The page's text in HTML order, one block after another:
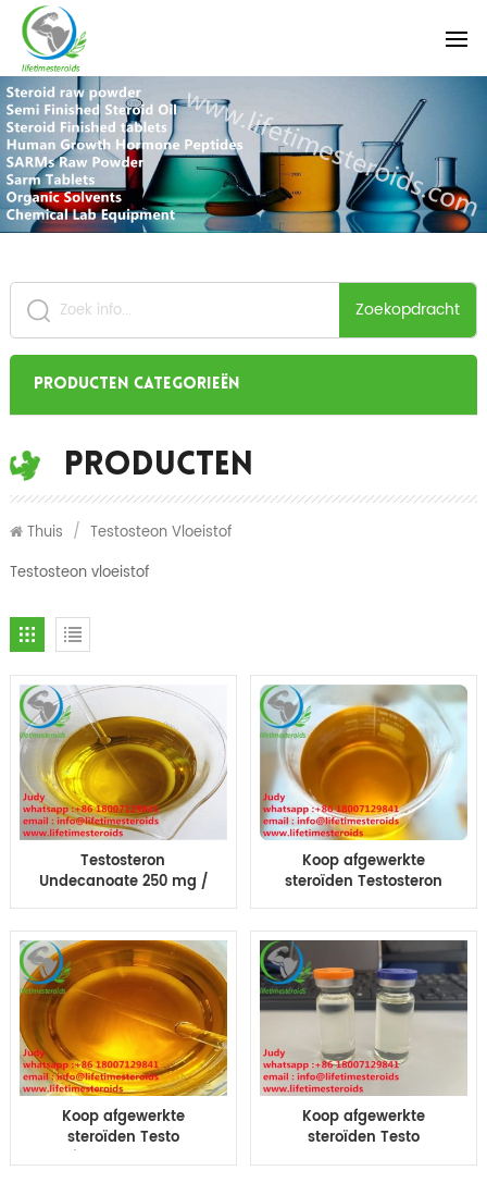
Zoekopdracht
Producten categorieën
Producten
Thuis / Testosteon Vloeistof
Testosteon vloeistof
Testosteron
Undecanoate 250 mg /
ml Pre-en-klare
vloeistof te koop
Koop afgewerkte
steroïden Testosteron
blend Sustano 200 250
Sus 250 Sus 400 10ml
vloeibare testo sus 400
voor bodybuilding
Koop afgewerkte
steroïden Testo
Propionaat 100 200 mg
Koop afgewerkte
steroïden Testo